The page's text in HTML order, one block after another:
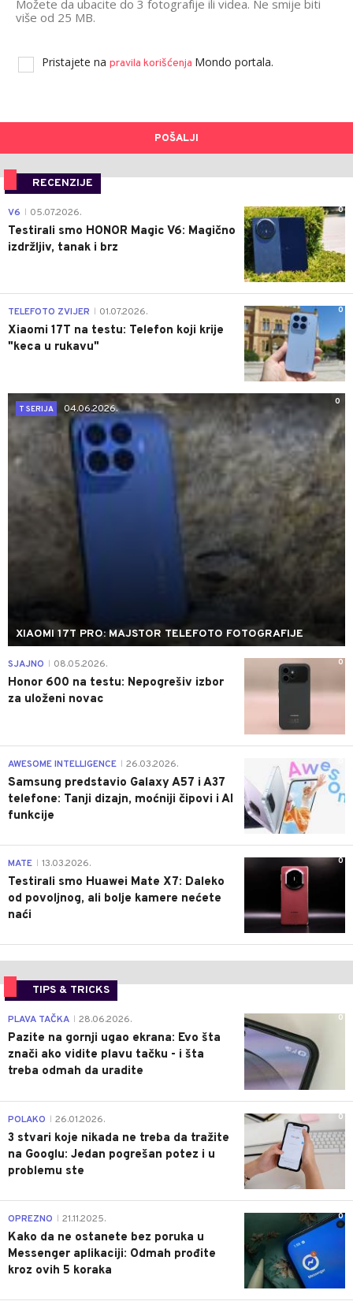
Možete da ubacite do 3 fotografije ili videa. Ne smije biti
više od 25 MB.
Pristajete na pravila korišćenja Mondo portala.
POŠALJI
RECENZIJE
0
V6 05.07.2026.
Testirali smo HONOR Magic V6: Magično
izdržljiv, tanak i brz
0
TELEFOTO ZVIJER 01.07.2026.
Xiaomi 17T na testu: Telefon koji krije
"keca u rukavu"
0
T SERIJA
04.06.2026.
XIAOMI 17T PRO: MAJSTOR TELEFOTO FOTOGRAFIJE
0
SJAJNO 08.05.2026.
Honor 600 na testu: Nepogrešiv izbor
za uloženi novac
AWESOME INTELLIGENCE 26.03.2026.
Samsung predstavio Galaxy A57 i A37
telefone: Tanji dizajn, moćniji čipovi i AI
funkcije
0
MATE 13.03.2026.
Testirali smo Huawei Mate X7: Daleko
od povoljnog, ali bolje kamere nećete
naći
TIPS & TRICKS
0
PLAVA TAČKA 28.06.2026.
Pazite na gornji ugao ekrana: Evo šta
znači ako vidite plavu tačku - i šta
treba odmah da uradite
0
POLAKO 26.01.2026.
3 stvari koje nikada ne treba da tražite
na Googlu: Jedan pogrešan potez i u
problemu ste
0
OPREZNO 21.11.2025.
Kako da ne ostanete bez poruka u
Messenger aplikaciji: Odmah prođite
kroz ovih 5 koraka